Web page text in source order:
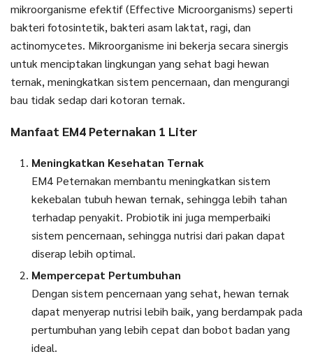
mikroorganisme efektif (Effective Microorganisms) seperti
bakteri fotosintetik, bakteri asam laktat, ragi, dan
actinomycetes. Mikroorganisme ini bekerja secara sinergis
untuk menciptakan lingkungan yang sehat bagi hewan
ternak, meningkatkan sistem pencernaan, dan mengurangi
bau tidak sedap dari kotoran ternak.
Manfaat EM4 Peternakan 1 Liter
Meningkatkan Kesehatan Ternak
EM4 Peternakan membantu meningkatkan sistem
kekebalan tubuh hewan ternak, sehingga lebih tahan
terhadap penyakit. Probiotik ini juga memperbaiki
sistem pencernaan, sehingga nutrisi dari pakan dapat
diserap lebih optimal.
Mempercepat Pertumbuhan
Dengan sistem pencernaan yang sehat, hewan ternak
dapat menyerap nutrisi lebih baik, yang berdampak pada
pertumbuhan yang lebih cepat dan bobot badan yang
ideal.